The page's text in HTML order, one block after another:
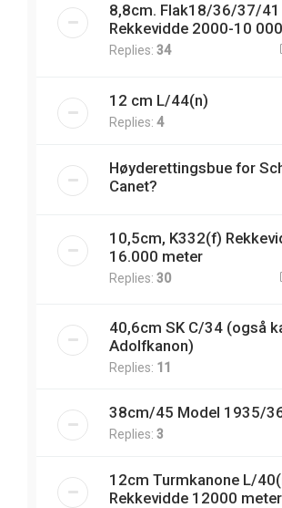
8,8cm. Flak18/36/37/41
Rekkevidde 2000-10
Replies: 34
12 cm L/44(n)
Replies: 4
Høyderettingsbue for
Canet?
10,5cm, K332(f)
16.000 meter
Replies: 30
40,6cm SK C/34 (også
Adolfkanon)
Replies: 11
38cm/45 Model 1935/
Replies: 3
12cm Turmkanone L/
Rekkevidde 12000 meter